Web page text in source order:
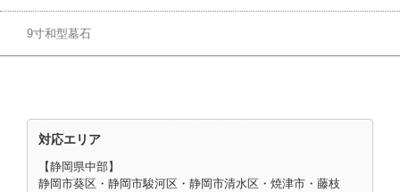
9寸和型墓石
対応エリア
【静岡県中部】
静岡市葵区・静岡市駿河区・静岡市清水区・焼津市・藤枝